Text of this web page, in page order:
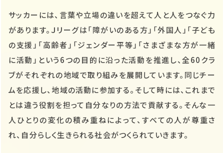
サッカーには、言葉や立場の違いを超えて人と人をつなぐ力
があります。Ｊリーグは「障がいのある方」「外国人」「子ども
の支援」「高齢者」「ジェンダー平等」「さまざまな方が一緒
に活動」という6つの目的に沿った活動を推進し、全60クラ
ブがそれぞれの地域で取り組みを展開しています。同じチー
ムを応援し、地域の活動に参加する。そして時には、これまで
とは違う役割を担って自分なりの方法で貢献する。そんな一
人ひとりの変化の積み重ねによって、すべての人が尊重さ
れ、自分らしく生きられる社会がつくられていきます。